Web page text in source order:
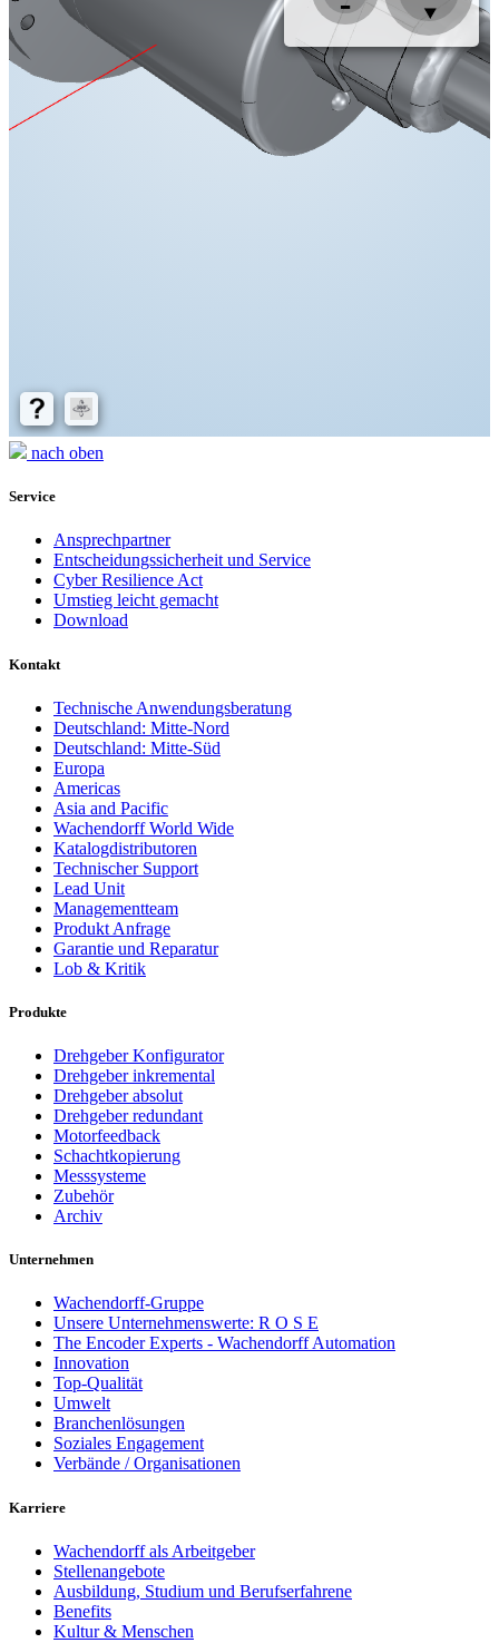
nach oben
Service
Ansprechpartner
Entscheidungssicherheit und Service
Cyber Resilience Act
Umstieg leicht gemacht
Download
Kontakt
Technische Anwendungsberatung
Deutschland: Mitte-Nord
Deutschland: Mitte-Süd
Europa
Americas
Asia and Pacific
Wachendorff World Wide
Katalogdistributoren
Technischer Support
Lead Unit
Managementteam
Produkt Anfrage
Garantie und Reparatur
Lob & Kritik
Produkte
Drehgeber Konfigurator
Drehgeber inkremental
Drehgeber absolut
Drehgeber redundant
Motorfeedback
Schachtkopierung
Messsysteme
Zubehör
Archiv
Unternehmen
Wachendorff-Gruppe
Unsere Unternehmenswerte: R O S E
The Encoder Experts - Wachendorff Automation
Innovation
Top-Qualität
Umwelt
Branchenlösungen
Soziales Engagement
Verbände / Organisationen
Karriere
Wachendorff als Arbeitgeber
Stellenangebote
Ausbildung, Studium und Berufserfahrene
Benefits
Kultur & Menschen